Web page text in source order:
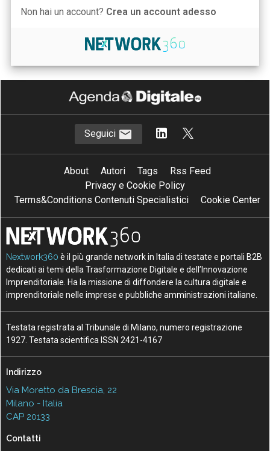
Non hai un account? Crea un account adesso
Seguici
About Autori Tags
Rss Feed
Privacy e Cookie Policy
Terms&Conditions Contenuti Specialistici
Cookie Center
Nextwork360 è il più grande network in Italia di testate e portali B2B
dedicati ai temi della Trasformazione Digitale e dell’Innovazione
Imprenditoriale. Ha la missione di diffondere la cultura digitale e
imprenditoriale nelle imprese e pubbliche amministrazioni italiane.
Testata registrata al Tribunale di Milano, numero registrazione
1927. Testata scientifica ISSN 2421-4167
Indirizzo
Via Moretto da Brescia, 22
Milano - Italia
CAP 20133
Contatti